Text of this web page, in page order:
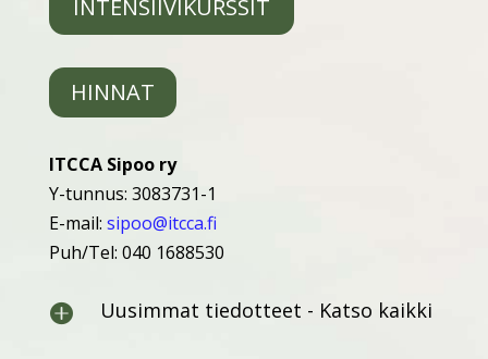
INTENSIIVIKURSSIT
HINNAT
ITCCA Sipoo ry
Y-tunnus: 3083731-1
E-mail: sipoo@itcca.fi
Puh/Tel: 040 1688530
 Uusimmat tiedotteet - Katso kaikki